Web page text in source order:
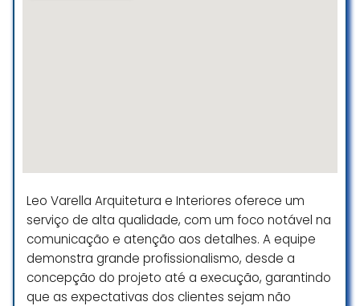
Leo Varella Arquitetura e Interiores oferece um
serviço de alta qualidade, com um foco notável na
comunicação e atenção aos detalhes. A equipe
demonstra grande profissionalismo, desde a
concepção do projeto até a execução, garantindo
que as expectativas dos clientes sejam não